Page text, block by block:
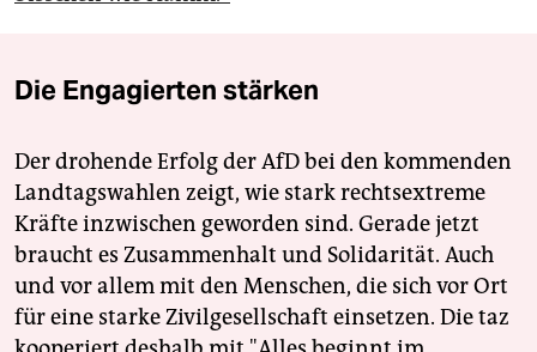
Die Engagierten stärken
Der drohende Erfolg der AfD bei den kommenden
Landtagswahlen zeigt, wie stark rechtsextreme
Kräfte inzwischen geworden sind. Gerade jetzt
braucht es Zusammenhalt und Solidarität. Auch
und vor allem mit den Menschen, die sich vor Ort
für eine starke Zivilgesellschaft einsetzen. Die taz